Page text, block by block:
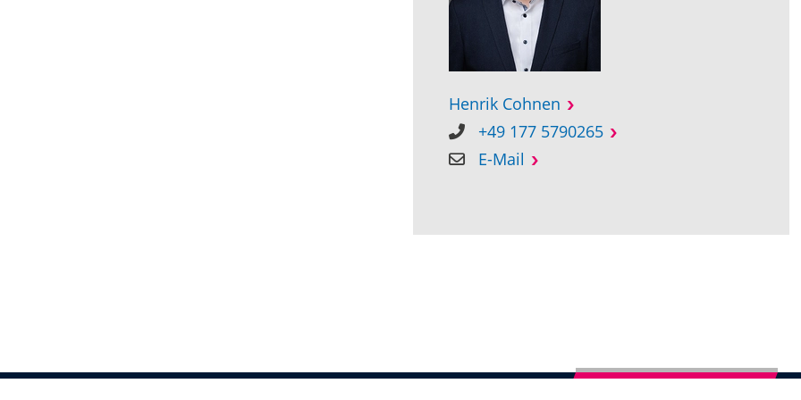
Henrik Cohnen
+49 177 5790265
E-Mail